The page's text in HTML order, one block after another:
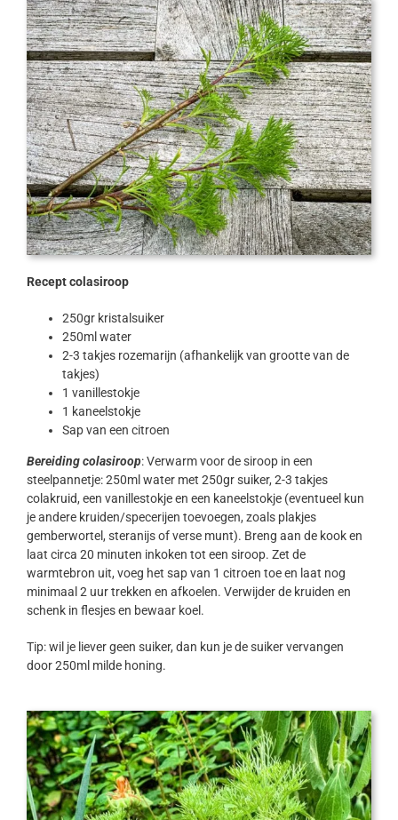
Recept colasiroop
250gr kristalsuiker
250ml water
2-3 takjes rozemarijn (afhankelijk van grootte van de
takjes)
1 vanillestokje
1 kaneelstokje
Sap van een citroen
Bereiding colasiroop: Verwarm voor de siroop in een
steelpannetje: 250ml water met 250gr suiker, 2-3 takjes
colakruid, een vanillestokje en een kaneelstokje (eventueel kun
je andere kruiden/specerijen toevoegen, zoals plakjes
gemberwortel, steranijs of verse munt). Breng aan de kook en
laat circa 20 minuten inkoken tot een siroop. Zet de
warmtebron uit, voeg het sap van 1 citroen toe en laat nog
minimaal 2 uur trekken en afkoelen. Verwijder de kruiden en
schenk in flesjes en bewaar koel.
Tip: wil je liever geen suiker, dan kun je de suiker vervangen
door 250ml milde honing.